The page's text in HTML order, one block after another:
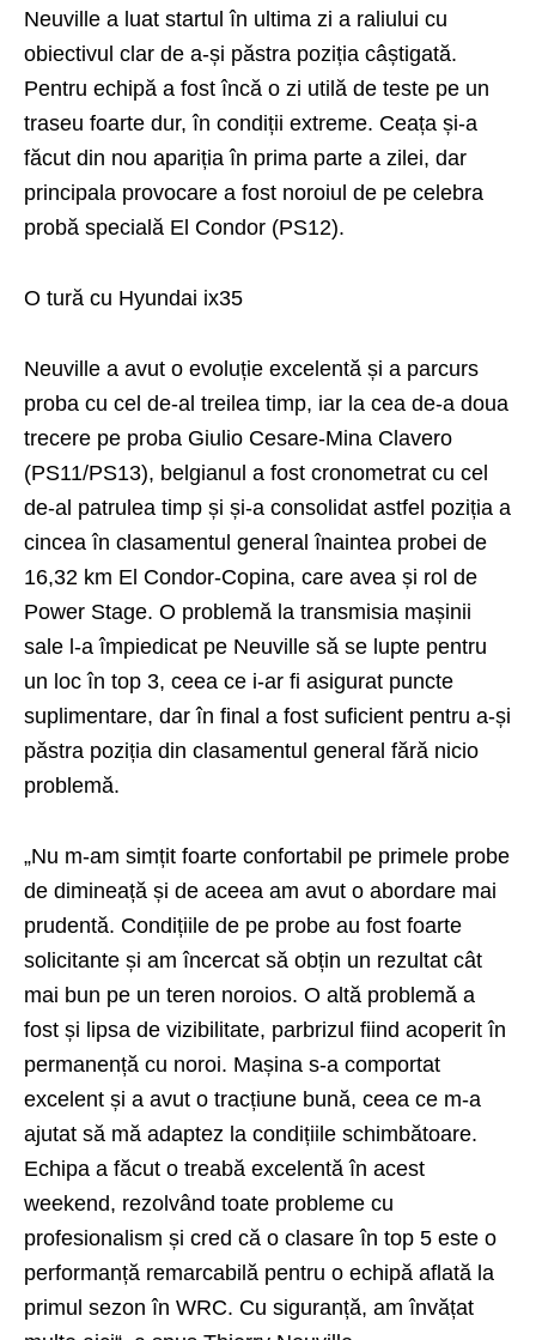
Neuville a luat startul în ultima zi a raliului cu
obiectivul clar de a-și păstra poziția câștigată.
Pentru echipă a fost încă o zi utilă de teste pe un
traseu foarte dur, în condiții extreme. Ceața și-a
făcut din nou apariția în prima parte a zilei, dar
principala provocare a fost noroiul de pe celebra
probă specială El Condor (PS12).
O tură cu Hyundai ix35
Neuville a avut o evoluție excelentă și a parcurs
proba cu cel de-al treilea timp, iar la cea de-a doua
trecere pe proba Giulio Cesare-Mina Clavero
(PS11/PS13), belgianul a fost cronometrat cu cel
de-al patrulea timp și și-a consolidat astfel poziția a
cincea în clasamentul general înaintea probei de
16,32 km El Condor-Copina, care avea și rol de
Power Stage. O problemă la transmisia mașinii
sale l-a împiedicat pe Neuville să se lupte pentru
un loc în top 3, ceea ce i-ar fi asigurat puncte
suplimentare, dar în final a fost suficient pentru a-și
păstra poziția din clasamentul general fără nicio
problemă.
„Nu m-am simțit foarte confortabil pe primele probe
de dimineață și de aceea am avut o abordare mai
prudentă. Condițiile de pe probe au fost foarte
solicitante și am încercat să obțin un rezultat cât
mai bun pe un teren noroios. O altă problemă a
fost și lipsa de vizibilitate, parbrizul fiind acoperit în
permanență cu noroi. Mașina s-a comportat
excelent și a avut o tracțiune bună, ceea ce m-a
ajutat să mă adaptez la condițiile schimbătoare.
Echipa a făcut o treabă excelentă în acest
weekend, rezolvând toate probleme cu
profesionalism și cred că o clasare în top 5 este o
performanță remarcabilă pentru o echipă aflată la
primul sezon în WRC. Cu siguranță, am învățat